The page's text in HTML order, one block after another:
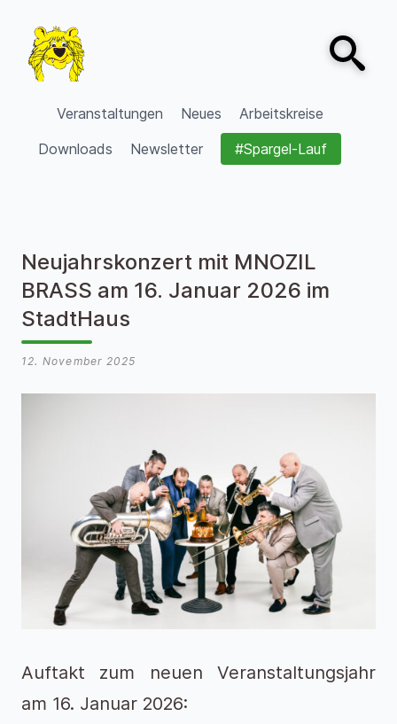
VVV Burgdorf
Veranstaltungen Neues
Arbeitskreise
Downloads
Newsletter #Spargel-Lauf
Open
Neujahrskonzert mit MNOZIL
BRASS am 16. Januar 2026 im
StadtHaus
12. November 2025
Auftakt zum neuen Veranstaltungsjahr
am 16. Januar 2026: